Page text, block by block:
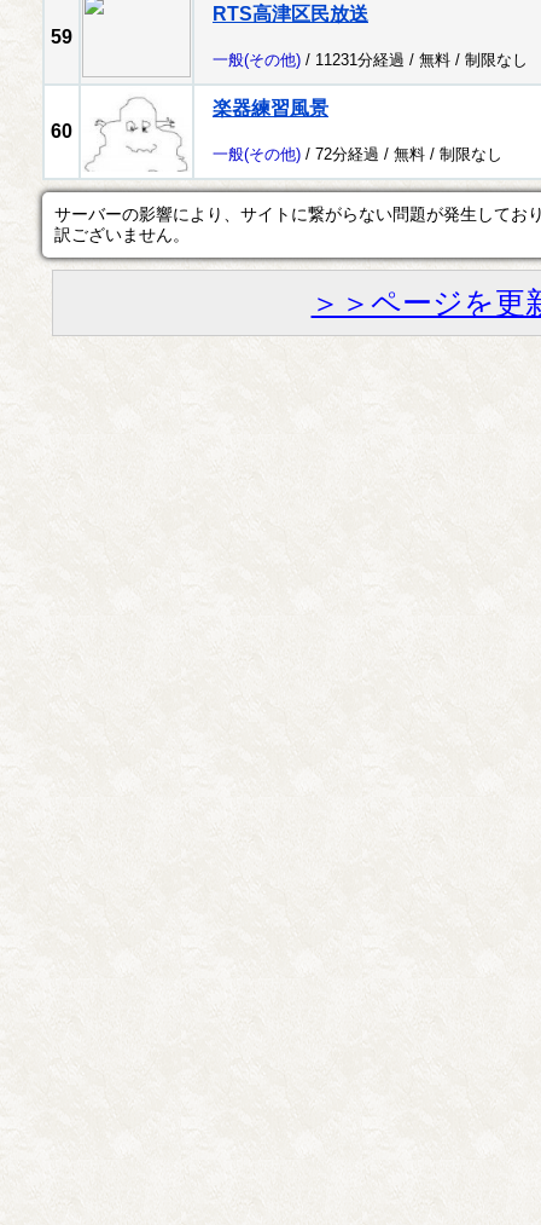
59
RTS高津区民放送
一般(その他) / 11231分経過 / 無料 / 制限なし
60
楽器練習風景
一般(その他) / 72分経過 / 無料 / 制限なし
サーバーの影響により、サイトに繋がらない問題が発生してお
訳ございません。
＞＞ページを更